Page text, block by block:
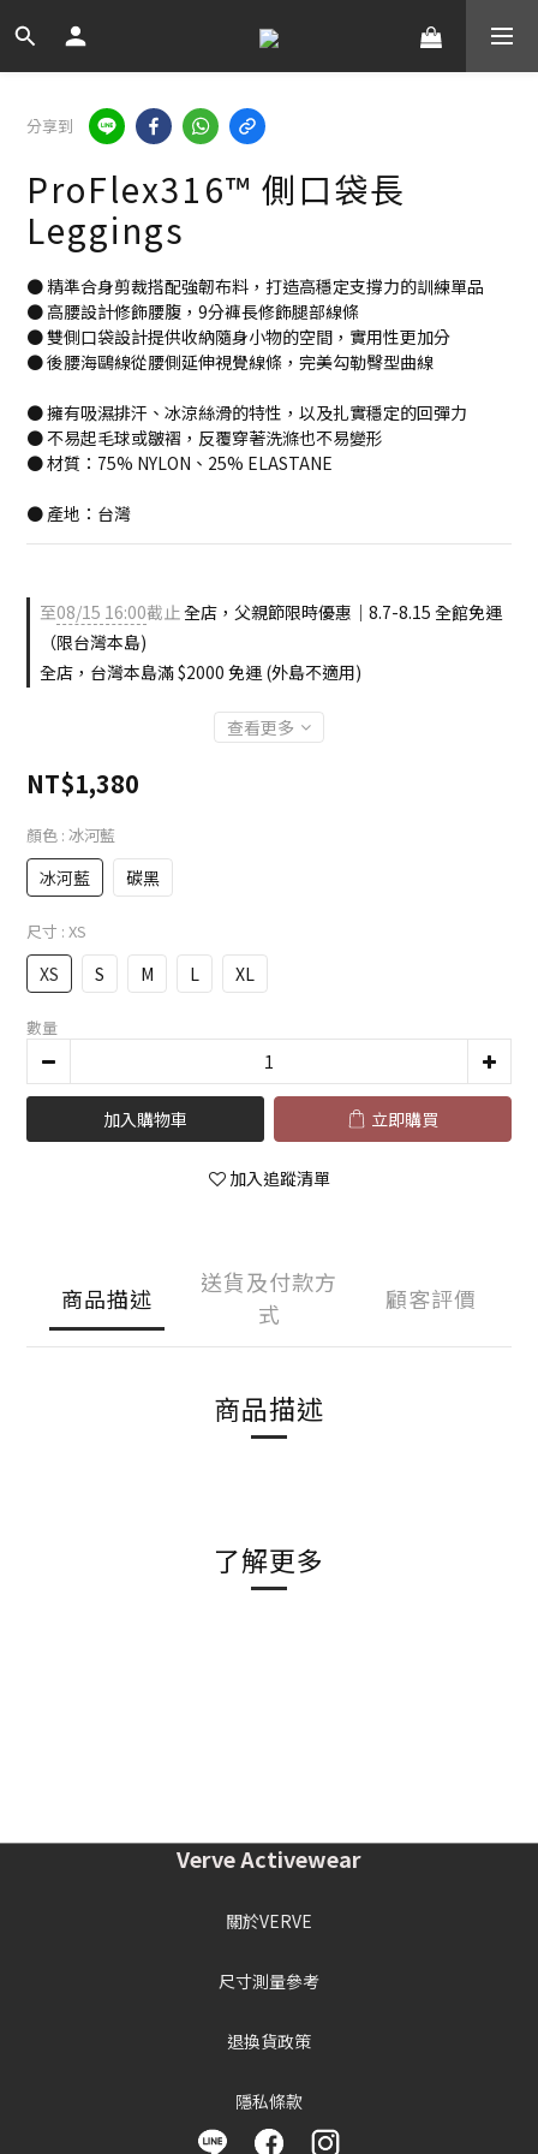
分享到
ProFlex316™ 側口袋長
Leggings
● 精準合身剪裁搭配強韌布料，打造高穩定支撐力的訓練單品
● 高腰設計修飾腰腹，9分褲長修飾腿部線條
● 雙側口袋設計提供收納隨身小物的空間，實用性更加分
● 後腰海鷗線從腰側延伸視覺線條，完美勾勒臀型曲線
● 擁有吸濕排汗、冰涼絲滑的特性，以及扎實穩定的回彈力
● 不易起毛球或皺褶，反覆穿著洗滌也不易變形
● 材質：75% NYLON、25% ELASTANE
● 產地：台灣
至08/15 16:00截止全店，父親節限時優惠｜8.7-8.15 全館免運
（限台灣本島)
全店，台灣本島滿 $2000 免運 (外島不適用)
查看更多
NT$1,380
顏色 : 冰河藍
冰河藍 碳黑
尺寸 : XS
XS S M L XL
數量
加入購物車 立即購買
加入追蹤清單
商品描述
送貨及付款方
式
顧客評價
商品描述
了解更多
Verve Activewear
關於VERVE
尺寸測量參考
退換貨政策
隱私條款